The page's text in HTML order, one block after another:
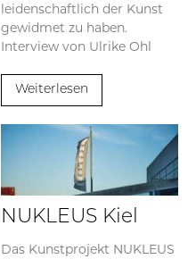
leidenschaftlich der Kunst
gewidmet zu haben.
Interview von Ulrike Ohl
Weiterlesen
NUKLEUS Kiel
Das Kunstprojekt NUKLEUS